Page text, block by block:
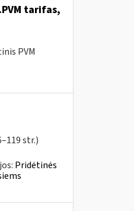
tarifas,
PVM
str.)
Pridėtinės